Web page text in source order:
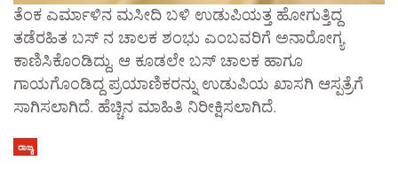
ತೆಂಕ ಎರ್ಮಾಳಿನ ಮಸೀದಿ ಬಳಿ ಉಡುಪಿಯತ್ತ ಹೋಗುತ್ತಿದ್ದ
ತಡೆರಹಿತ ಬಸ್ ನ ಚಾಲಕ ಶಂಭು ಎಂಬವರಿಗೆ ಅನಾರೋಗ್ಯ
ಕಾಣಿಸಿಕೊಂಡಿದ್ದು, ಆ ಕೂಡಲೇ ಬಸ್ ಚಾಲಕ ಹಾಗೂ
ಗಾಯಗೊಂಡಿದ್ದ ಪ್ರಯಾಣಿಕರನ್ನು ಉಡುಪಿಯ ಖಾಸಗಿ ಆಸ್ಪತ್ರೆಗೆ
ಸಾಗಿಸಲಾಗಿದೆ. ಹೆಚ್ಚಿನ ಮಾಹಿತಿ ನಿರೀಕ್ಷಿಸಲಾಗಿದೆ.
ರಾಜ್ಯ